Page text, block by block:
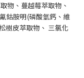
物、蔓越莓萃取物、
鈷胺明(磷酸氫鈣、維
樹皮萃取物、 三氯化